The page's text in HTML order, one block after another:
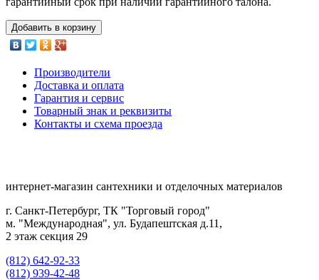
Добавить в корзину
Производители
Доставка и оплата
Гарантия и сервис
Товарный знак и реквизиты
Контакты и схема проезда
интернет-магазин сантехники и отделочных материалов
г. Санкт-Петербург, ТК "Торговый город"
м. "Международная", ул. Будапештская д.11,
2 этаж секция 29
(812) 642-92-33
(812) 939-42-48